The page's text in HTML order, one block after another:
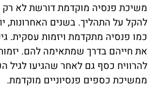
משיכת פנסיה מוקדמת דורשת לא רק
להקל על התהליך. בשנים האחרונות,
כמו פנסיה מתקדמת ויזמות עסקית.
את חייהם בדרך שמתאימה להם.
להרוויח כסף גם לאחר שהגיעו לגיל
ממשיכת כספים פנסיוניים מוקדמת.